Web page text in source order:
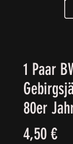
1 Paar
80er
4,50 €